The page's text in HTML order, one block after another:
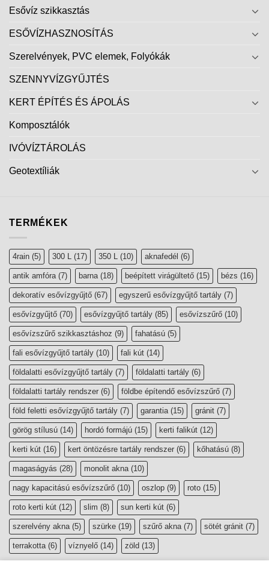
Esővíz szikkasztás
ESŐVÍZHASZNOSÍTÁS
Szerelvények, PVC elemek, Folyókák
SZENNYVÍZGYŰJTÉS
KERT ÉPÍTÉS ÉS ÁPOLÁS
Komposztálók
IVÓVÍZTÁROLÁS
Geotextíliák
TERMÉKEK
4rain (5) 300 L (17) 350 L (10) aknafedél (6)
antik amfóra(7) barna(18) beépített virágültető (15) bézs (16)
dekoratív esővízgyűjtő (67) egyszerű esővízgyűjtő tartály (7)
esővízgyűjtő (70) esővízgyűjtő tartály (85) esővízszűrő (10)
esővízszűrő szikkasztáshoz (9) fahatású (5)
fali esővízgyűjtő tartály (10) fali kút (14)
földalatti esővízgyűjtő tartály (7) földalatti tartály (6)
földalatti tartály rendszer (6) földbe építendő esővízszűrő (7)
föld feletti esővízgyűjtő tartály (7) garantia(15) gránit (7)
görög stílusú (14) hordó formájú (15) kerti falikút (12)
kerti kút (16) kert öntözésre tartály rendszer (6) kőhatású (8)
magaságyás (28) monolit akna(10)
nagy kapacitású esővízszűrő (10) oszlop (9) roto (15)
roto kerti kút (12) slim (8) sun kerti kút (6)
szerelvény akna(5) szürke (19) szűrő akna(7) sötét gránit (7)
terrakotta(6) víznyelő (14) zöld (13)